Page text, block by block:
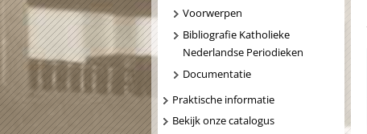
Voorwerpen
Bibliografie Katholieke
Nederlandse Periodieken
Documentatie
Praktische informatie
Bekijk onze catalogus